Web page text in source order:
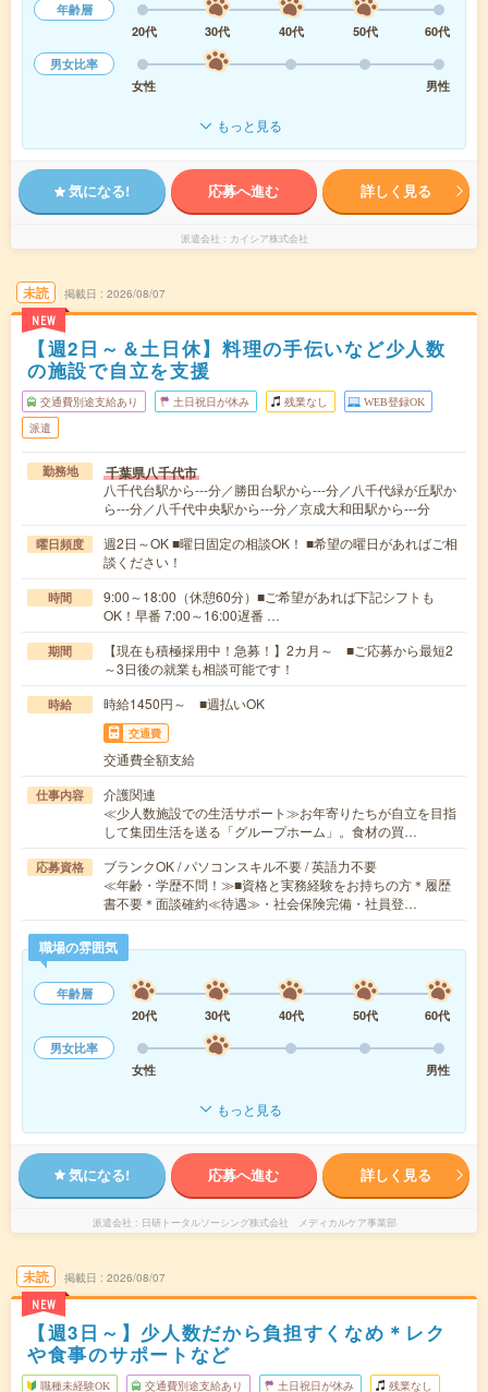
年齢層
20代
30代 40代 50代
60代
男女比率
女性
男性
もっと見る
気になる! 応募へ進む 詳しく見る
派遣会社 カイシア株式会社
未読
NEW
掲載日 2026/08/07
【週2日～＆土日休】料理の手伝いなど少人数
の施設で自立を支援
交通費別途支給あり 土日祝日が休み 残業なし WEB登録OK
派遣
勤務地 千葉県八千代市
八千代台駅から---分／勝田台駅から---分／八千代緑が丘駅か
ら---分／八千代中央駅から---分／京成大和田駅から---分
曜日頻度
週2日～OK ■曜日固定の相談OK！ ■希望の曜日があればご相
談ください！
時間
9:00～18:00（休憩60分）■ご希望があれば下記シフトも
OK！早番 7:00～16:00遅番 …
期間
【現在も積極採用中！急募！】2カ月～ ■ご応募から最短2
～3日後の就業も相談可能です！
時給 時給1450円～ ■週払いOK
交通費
交通費全額支給
仕事内容
介護関連
≪少人数施設での生活サポート≫お年寄りたちが自立を目指
して集団生活を送る「グループホーム」。食材の買…
応募資格
ブランクOK / パソコンスキル不要 / 英語力不要
≪年齢・学歴不問！≫■資格と実務経験をお持ちの方＊履歴
書不要＊面談確約≪待遇≫・社会保険完備・社員登…
職場の雰囲気
年齢層
20代
30代 40代 50代
60代
男女比率
女性
男性
もっと見る
気になる! 応募へ進む 詳しく見る
派遣会社 日研トータルソーシング株式会社 メディカルケア事業部
未読
NEW
掲載日 2026/08/07
【週3日～】少人数だから負担すくなめ＊レク
や食事のサポートなど
職種未経験OK 交通費別途支給あり 土日祝日が休み 残業なし